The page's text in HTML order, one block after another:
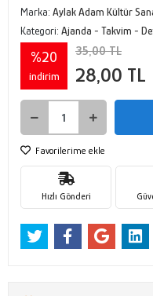
Marka: Aylak Adam Kültür
Kategori: Ajanda - Takvim -
%20
indirim
35,00 TL
28,00 TL
Favorilerime ekle
Hızlı Gönderi